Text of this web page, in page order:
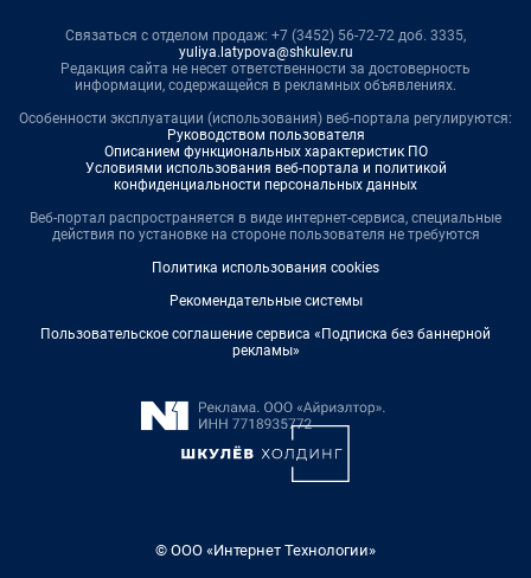
Связаться с отделом продаж: +7 (3452) 56-72-72 доб. 3335,
yuliya.latypova@shkulev.ru
Редакция сайта не несет ответственности за достоверность
информации, содержащейся в рекламных объявлениях.
Особенности эксплуатации (использования) веб-портала регулируются:
Руководством пользователя
Описанием функциональных характеристик ПО
Условиями использования веб-портала и политикой
конфиденциальности персональных данных
Веб-портал распространяется в виде интернет-сервиса, специальные
действия по установке на стороне пользователя не требуются
Политика использования cookies
Рекомендательные системы
Пользовательское соглашение сервиса «Подписка без баннерной
рекламы»
© ООО «Интернет Технологии»